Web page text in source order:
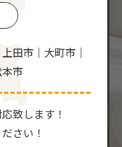
田市｜大町市｜
市
致します！
さい！